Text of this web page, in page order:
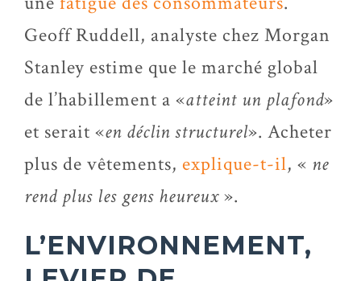
Geoff Ruddell, analyste chez Morgan
Stanley estime que le marché global
de l’habillement a «atteint un plafond»
et serait «en déclin structurel». Acheter
plus de vêtements, explique-t-il, « ne
rend plus les gens heureux».
L’ENVIRONNEMENT,